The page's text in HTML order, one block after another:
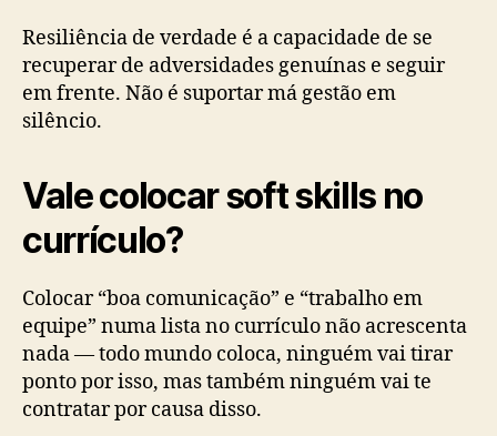
Resiliência de verdade é a capacidade de se
recuperar de adversidades genuínas e seguir
em frente. Não é suportar má gestão em
silêncio.
Vale colocar soft skills no
currículo?
Colocar “boa comunicação” e “trabalho em
equipe” numa lista no currículo não acrescenta
nada — todo mundo coloca, ninguém vai tirar
ponto por isso, mas também ninguém vai te
contratar por causa disso.